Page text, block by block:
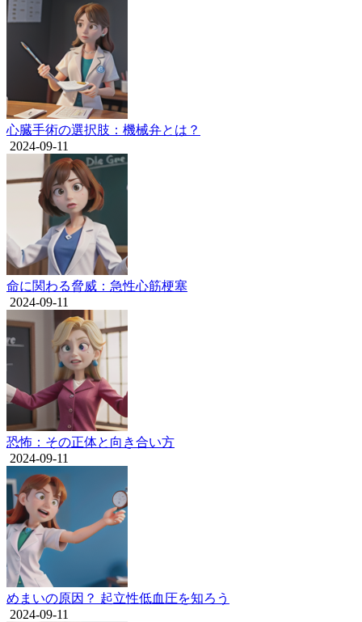
心臓手術の選択肢：機械弁とは？
2024-09-11
命に関わる脅威：急性心筋梗塞
2024-09-11
恐怖：その正体と向き合い方
2024-09-11
めまいの原因？ 起立性低血圧を知ろう
2024-09-11